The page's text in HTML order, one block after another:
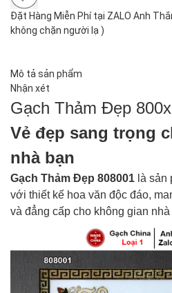
Đặt Hàng Miễn Phí tại ZALO Anh
không chặn người lạ )
Mô tả sản phẩm
Nhận xét
Gạch Thảm Đẹp
Vẻ đẹp sang trọng
nhà bạn
Gạch Thảm Đẹp 808001 là sản
với thiết kế hoa văn độc đáo,
và đẳng cấp cho không gian nhà